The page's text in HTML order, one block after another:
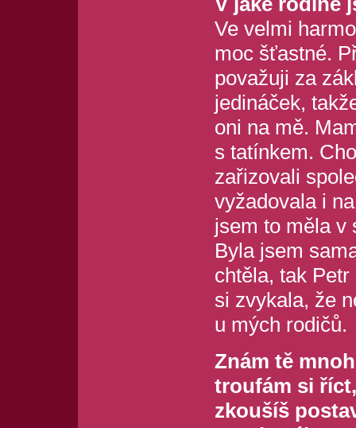
Ve velmi
moc šťastné.
považuji za
jedináček,
oni na mě.
s tatínkem.
zařizovali
vyžadovala i
jsem to měla v
Byla jsem
chtěla, tak Petr
si zvykala, že
u mých rodičů.
Znám tě
troufám si
zkoušíš